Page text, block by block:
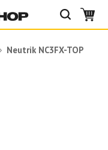
Neutrik NC3FX-TOP